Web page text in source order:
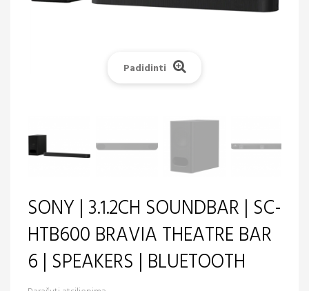
Padidinti
SONY | 3.1.2CH SOUNDBAR | SC-
HTB600 BRAVIA THEATRE BAR
6 | SPEAKERS | BLUETOOTH